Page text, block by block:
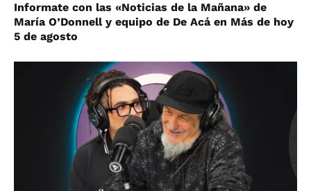
Informate con las «Noticias de la Mañana» de
María O’Donnell y equipo de De Acá en Más de hoy
5 de agosto